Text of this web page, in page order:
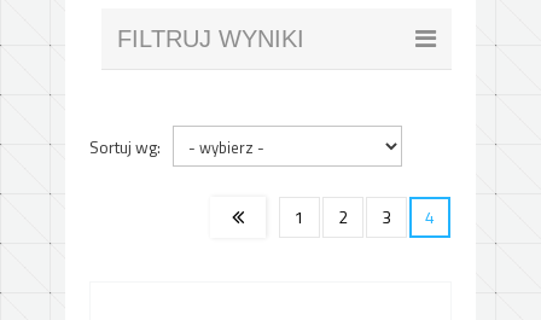
FILTRUJ WYNIKI
Sortuj wg:
1 2 3 4